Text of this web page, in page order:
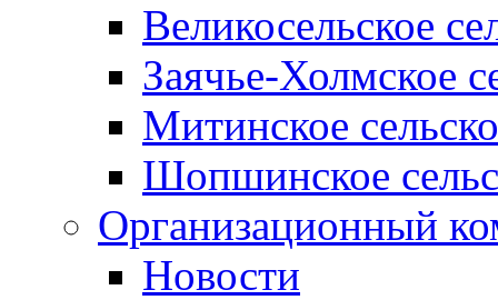
Великосельское
Заячье-Холмское
Митинское
Шопшинское
Организационный
Новости